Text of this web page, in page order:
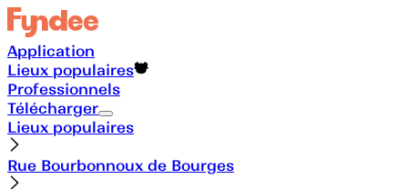
Application
Lieux populaires
Professionnels
Télécharger
Lieux populaires
Rue Bourbonnoux de Bourges